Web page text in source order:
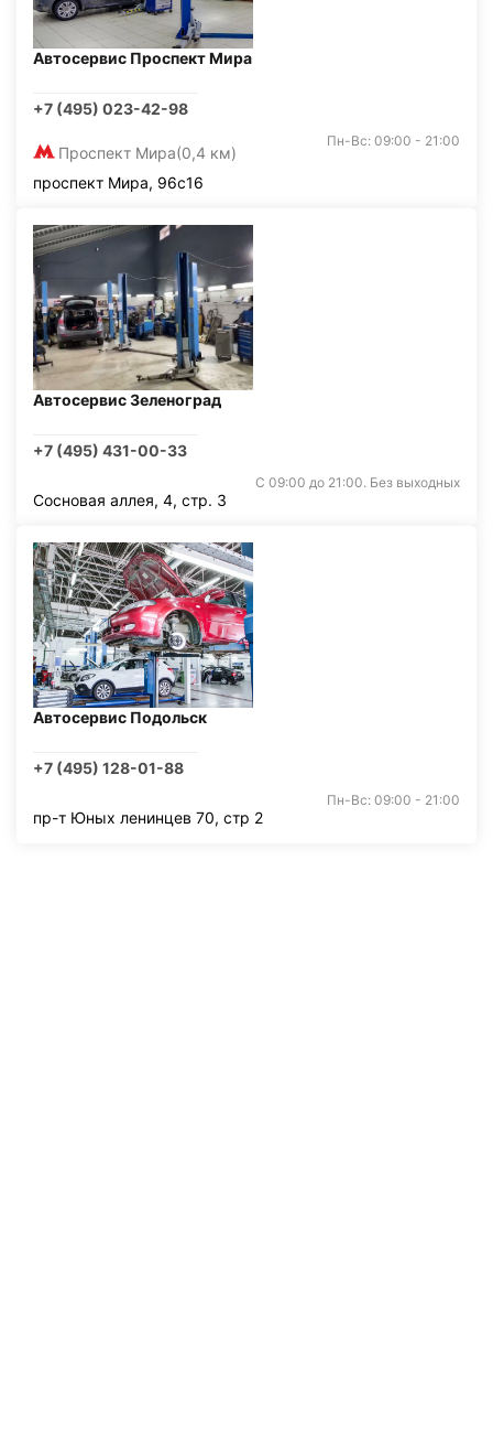
Автосервис Проспект Мира
+7 (495) 023-42-98
Проспект Мира(0,4 км)
Пн-Вс: 09:00 - 21:00
проспект Мира, 96с16
Автосервис Зеленоград
+7 (495) 431-00-33
С 09:00 до 21:00. Без выходных
Сосновая аллея, 4, стр. 3
Автосервис Подольск
+7 (495) 128-01-88
Пн-Вс: 09:00 - 21:00
пр-т Юных ленинцев 70, стр 2